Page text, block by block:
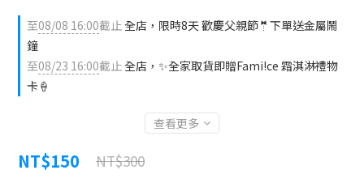
至08/08 16:00截止全店，限時8天 歡慶父親節🤵下單送金屬鬧
鐘
至08/23 16:00截止全店，✨全家取貨即贈Fami!ce 霜淇淋禮物
卡🍦
查看更多
NT$150 NT$300